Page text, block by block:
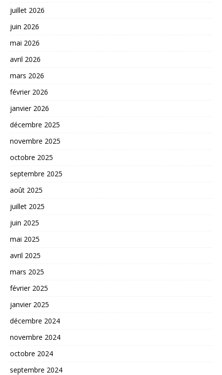
juillet 2026
juin 2026
mai 2026
avril 2026
mars 2026
février 2026
janvier 2026
décembre 2025
novembre 2025
octobre 2025
septembre 2025
août 2025
juillet 2025
juin 2025
mai 2025
avril 2025
mars 2025
février 2025
janvier 2025
décembre 2024
novembre 2024
octobre 2024
septembre 2024